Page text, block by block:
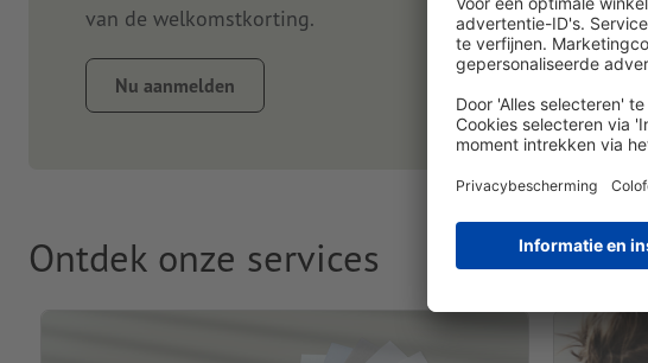
van de welkomstkorting.
Nu aanmelden
Ontdek onze services